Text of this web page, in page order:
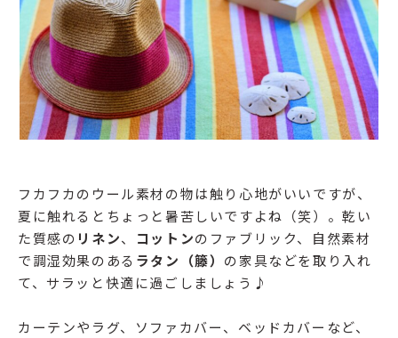
フカフカのウール素材の物は触り心地がいいですが、
夏に触れるとちょっと暑苦しいですよね（笑）。乾い
た質感の リネン、 コットンのファブリック、自然素材
で調湿効果のある ラタン（籐） の家具などを取り入れ
て、サラッと快適に過ごしましょう♪
カーテンやラグ、ソファカバー、ベッドカバーなど、